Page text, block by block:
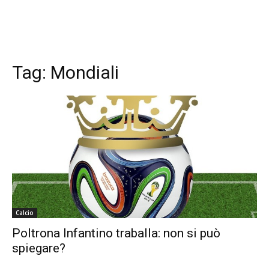
Tag: Mondiali
Calcio
Poltrona Infantino traballa: non si può
spiegare?